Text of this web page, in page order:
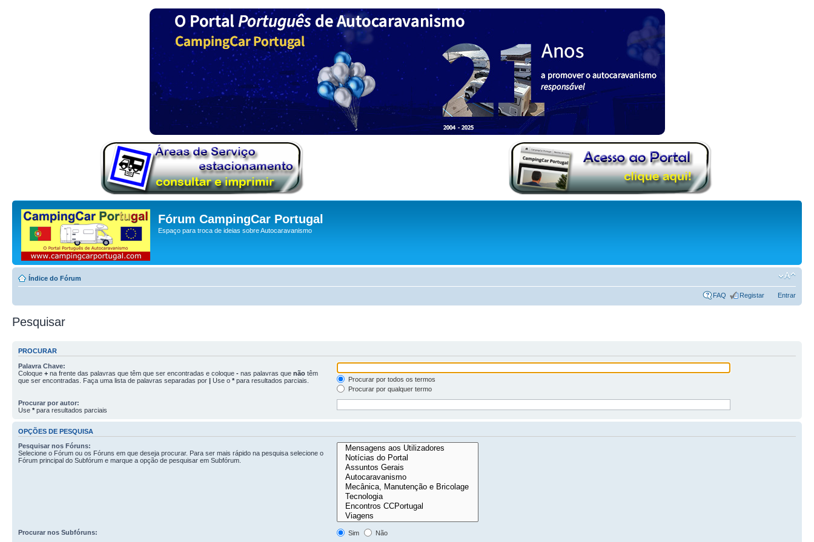
Fórum CampingCar Portugal
Espaço para troca de ideias sobre Autocaravanismo
Índice do Fórum
FAQ Registar Entrar
Pesquisar
PROCURAR
Palavra Chave:
Coloque + na frente das palavras que têm que ser encontradas e coloque - nas palavras que não têm
que ser encontradas. Faça uma lista de palavras separadas por | Use o * para resultados parciais.
Procurar por todos os termos
Procurar por qualquer termo
Procurar por autor:
Use * para resultados parciais
OPÇÕES DE PESQUISA
Pesquisar nos Fóruns:
Selecione o Fórum ou os Fóruns em que deseja procurar. Para ser mais rápido na pesquisa selecione o
Fórum principal do Subfórum e marque a opção de pesquisar em Subfórum.
Procurar nos Subfóruns: Sim Não